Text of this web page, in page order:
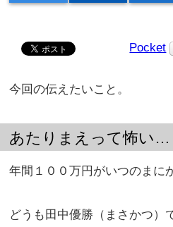
Pocket
今回の伝えたいこと。
あたりまえって怖い…
年間１００万円がいつのまに
どうも田中優勝（まさかつ）